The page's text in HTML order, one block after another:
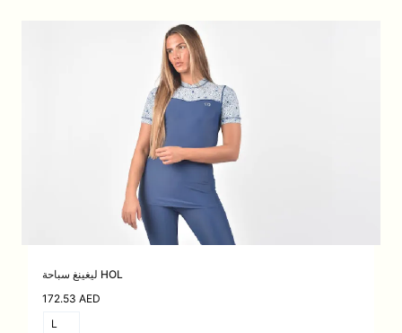
ليغينغ سباحة HOL
172.53 AED
L